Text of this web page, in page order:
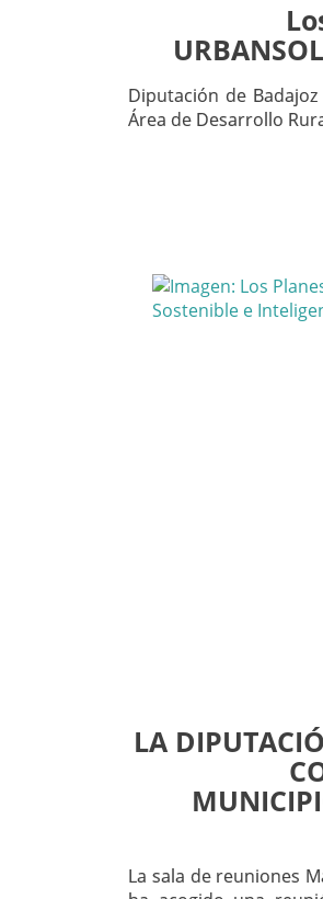
Diputación de
Área de Desarrollo
LA
La sala de reuniones